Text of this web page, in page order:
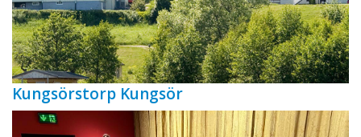
Kungsörstorp Kungsör